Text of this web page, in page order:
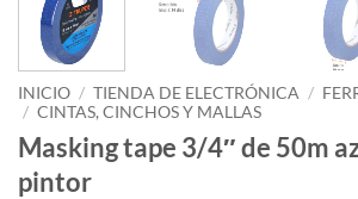
INICIO / TIENDA DE ELECTRÓNICA /
/ CINTAS, CINCHOS Y MALLAS
Masking tape 3/4″ de 50m
pintor